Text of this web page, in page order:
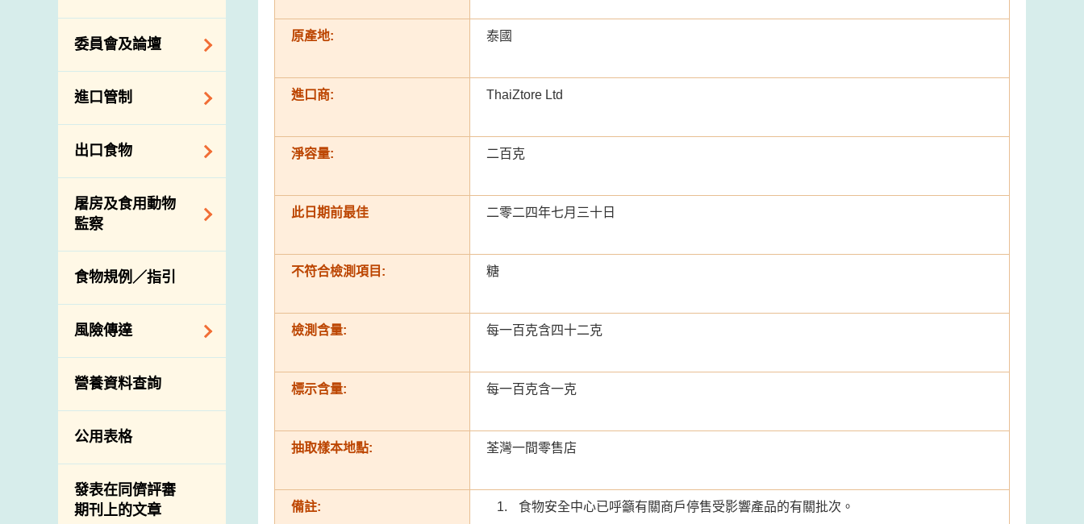
降低膳食中的鈉和
糖
食物安全重點控制
系統
基因改造食物
資料
食物安全之風險評
估
食物事故應變及管
理
食物消費量調查
總膳食研究
有機食物
高風險食物
抗菌素耐藥性
委員會及論壇
食物安全專家委員
會
消費者聯繫小組
進口管制
食物進口商和食物
分銷商登記制度
絡內地有關當局
進口食物管制
口檢驗
出口食物
出口驗證
出口食物往內地
出口商及業界的消
息
屠房及食用動物
監察
規管農業化學物及
獸醫藥物在食用動
物上的使用
屠房及疾病監測
宰前檢驗
宰後檢驗
結果
屠房及肉類檢驗
食物規例／指引
風險傳達
主題項目
項目及活動
資訊平台
下載
營養資料查詢
公用表格
發表在同儕評審
期刊上的文章
原產地: 泰國
進口商: ThaiZtore Ltd
淨容量: 二百克
此日期前最佳 二零二四年七月三十日
不符合檢測項目: 糖
檢測含量: 每一百克含四十二克
標示含量: 每一百克含一克
抽取樣本地點: 荃灣一間零售店
備註:
食物安全中心已呼籲有關商戶停售受影響產品的有關批次。